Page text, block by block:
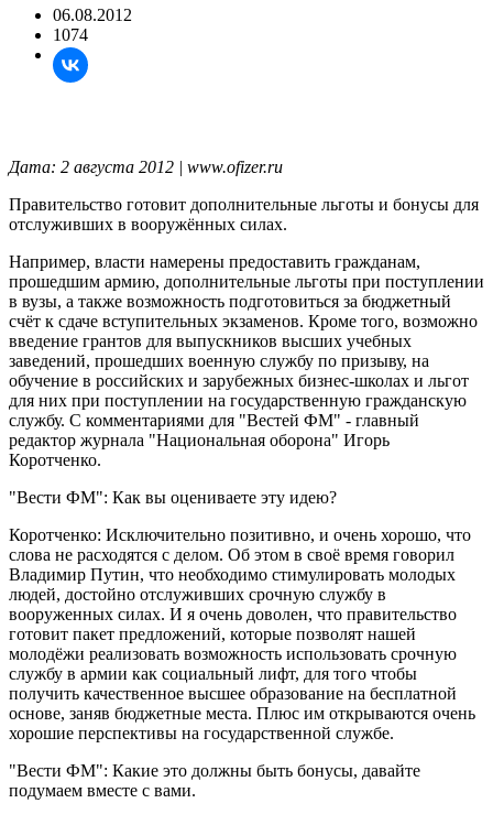
06.08.2012
1074
Дата: 2 августа 2012 | www.ofizer.ru
Правительство готовит дополнительные льготы и бонусы для
отслуживших в вооружённых силах.
Например, власти намерены предоставить гражданам,
прошедшим армию, дополнительные льготы при поступлении
в вузы, а также возможность подготовиться за бюджетный
счёт к сдаче вступительных экзаменов. Кроме того, возможно
введение грантов для выпускников высших учебных
заведений, прошедших военную службу по призыву, на
обучение в российских и зарубежных бизнес-школах и льгот
для них при поступлении на государственную гражданскую
службу. С комментариями для "Вестей ФМ" - главный
редактор журнала "Национальная оборона" Игорь
Коротченко.
"Вести ФМ": Как вы оцениваете эту идею?
Коротченко: Исключительно позитивно, и очень хорошо, что
слова не расходятся с делом. Об этом в своё время говорил
Владимир Путин, что необходимо стимулировать молодых
людей, достойно отслуживших срочную службу в
вооруженных силах. И я очень доволен, что правительство
готовит пакет предложений, которые позволят нашей
молодёжи реализовать возможность использовать срочную
службу в армии как социальный лифт, для того чтобы
получить качественное высшее образование на бесплатной
основе, заняв бюджетные места. Плюс им открываются очень
хорошие перспективы на государственной службе.
"Вести ФМ": Какие это должны быть бонусы, давайте
подумаем вместе с вами.